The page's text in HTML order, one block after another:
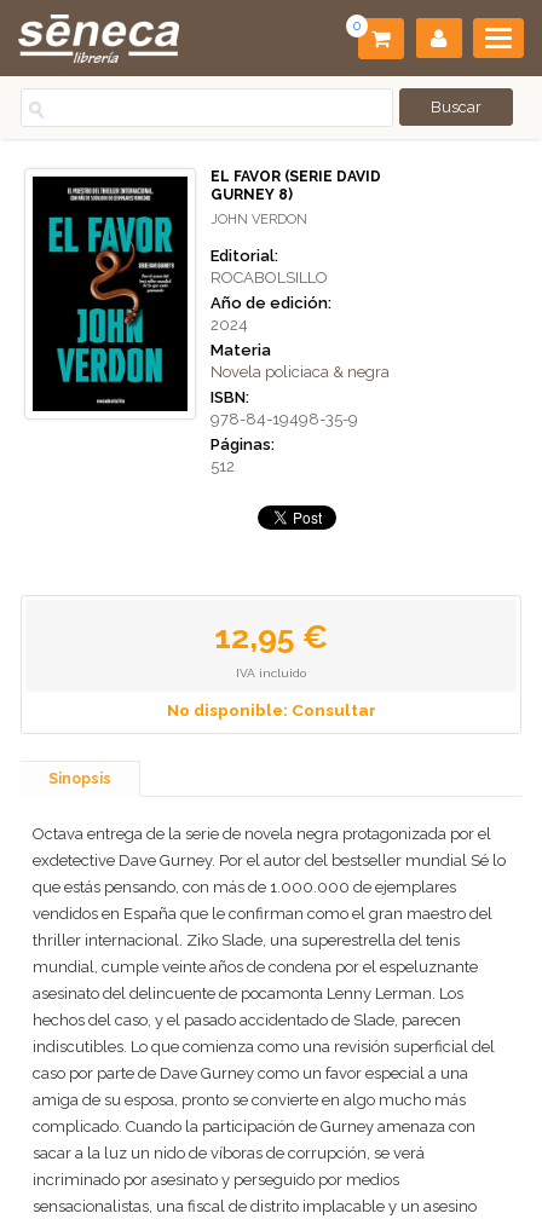
0
EL FAVOR (SERIE DAVID
GURNEY 8)
JOHN VERDON
Editorial:
ROCABOLSILLO
Año de edición:
2024
Materia
Novela policiaca & negra
ISBN:
978-84-19498-35-9
Páginas:
512
12,95 €
IVA incluido
No disponible: Consultar
Sinopsis
Octava entrega de la serie de novela negra protagonizada por el
exdetective Dave Gurney. Por el autor del bestseller mundial Sé lo
que estás pensando, con más de 1.000.000 de ejemplares
vendidos en España que le confirman como el gran maestro del
thriller internacional. Ziko Slade, una superestrella del tenis
mundial, cumple veinte años de condena por el espeluznante
asesinato del delincuente de pocamonta Lenny Lerman. Los
hechos del caso, y el pasado accidentado de Slade, parecen
indiscutibles. Lo que comienza como una revisión superficial del
caso por parte de Dave Gurney como un favor especial a una
amiga de su esposa, pronto se convierte en algo mucho más
complicado. Cuando la participación de Gurney amenaza con
sacar a la luz un nido de víboras de corrupción, se verá
incriminado por asesinato y perseguido por medios
sensacionalistas, una fiscal de distrito implacable y un asesino